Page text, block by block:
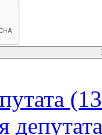
депутата